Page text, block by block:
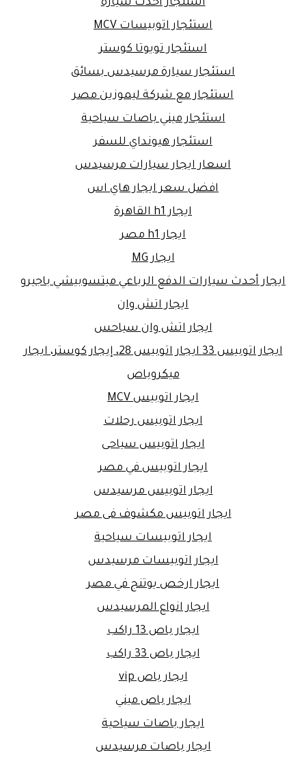
استئجار أحدث سيارة
استئجار اتوبيسات MCV
استئجار تويوتا كوستر
استئجار سيارة مرسيدس بسائق
استئجار مع شركة ليموزين مصر
استئجار ميني باصات سياحية
استئجار هيونداي للسفر
اسعار ايجار سيارات مرسيدس
افضل سعر ايجار هاي اس
ايجار h1 القاهرة
ايجار h1 مصر
ايجار MG
ايجار أحدث سيارات الدفع الرباعي ميتسوبيشي باجيرو
ايجار اتش وان
ايجار اتش وان سياحس
ايجار اتوبيس 33 ايجار اتوبيس 28، إيجار كوستر، ايجار
ميكروباص
ايجار اتوبيس MCV
ايجار اتوبيس رحلات
ايجار اتوبيس سياحى
ايجار اتوبيس في مصر
ايجار اتوبيس مرسيدس
ايجار اتوبيس مكشوف فى مصر
ايجار اتوبيسات سياحية
ايجار اتوبيسات مرسيدس
ايجار ارخص يوتنج في مصر
ايجار انواع المرسيدس
ايجار باص 13 راكب
ايجار باص 33 راكب
ايجار باص vip
ايجار باص ميني
ايجار باصات سياحية
ايجار باصات مرسيدس